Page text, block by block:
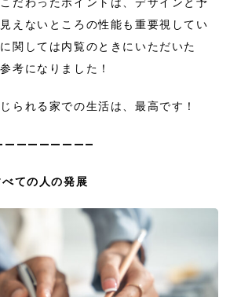
えないところの性能も重要視してい
関しては内覧のときにいただいた
考になりました！
られる家での生活は、最高です！
ての人の発展